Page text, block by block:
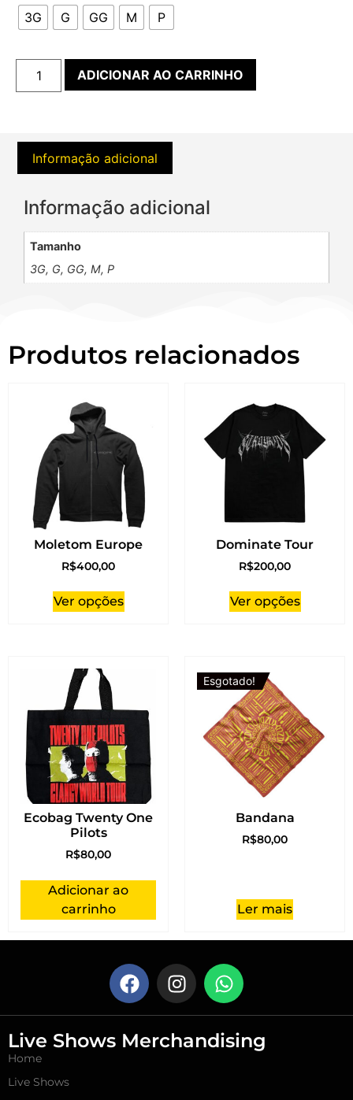
3G G GG M P
ADICIONAR AO CARRINHO
Informação adicional
Informação adicional
Tamanho
3G, G, GG, M, P
Produtos relacionados
Moletom Europe
R$400,00
Ver opções
Dominate Tour
R$200,00
Ver opções
Ecobag Twenty One
Pilots
R$80,00
Adicionar ao
carrinho
Esgotado!
Bandana
R$80,00
Ler mais
Live Shows Merchandising
Home
Live Shows